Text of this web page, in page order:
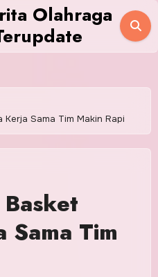
Olahraga
Sama Tim Makin Rapi
Sama Tim